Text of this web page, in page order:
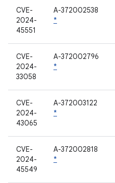
CVE-
2024-
45551
A-372002538
*
CVE-
2024-
33058
A-372002796
*
CVE-
2024-
43065
A-372003122
*
CVE-
2024-
45549
A-372002818
*